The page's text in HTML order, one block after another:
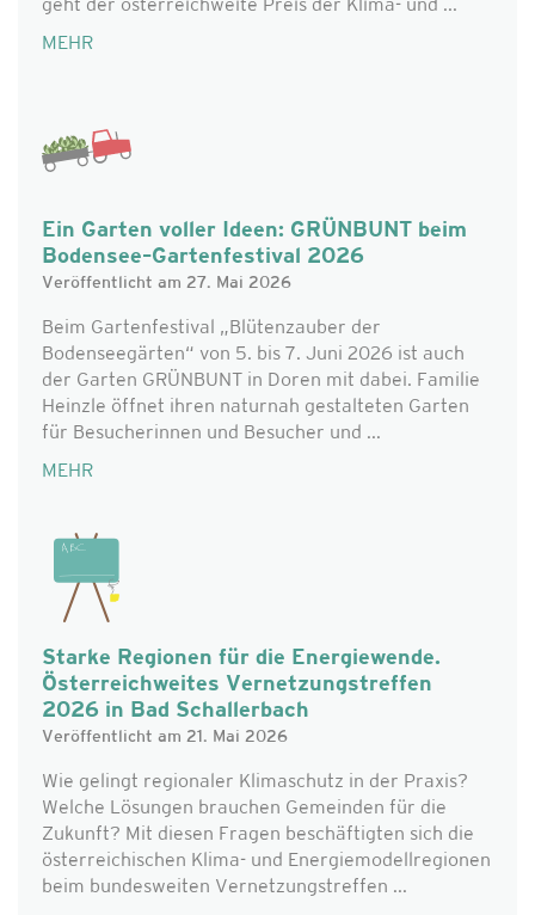
geht der österreichweite Preis der Klima- und ...
MEHR
Ein Garten voller Ideen: GRÜNBUNT beim
Bodensee–Gartenfestival 2026
Veröffentlicht am 27. Mai 2026
Beim Gartenfestival „Blütenzauber der
Bodenseegärten“ von 5. bis 7. Juni 2026 ist auch
der Garten GRÜNBUNT in Doren mit dabei. Familie
Heinzle öffnet ihren naturnah gestalteten Garten
für Besucherinnen und Besucher und ...
MEHR
Starke Regionen für die Energiewende.
Österreichweites Vernetzungstreffen
2026 in Bad Schallerbach
Veröffentlicht am 21. Mai 2026
Wie gelingt regionaler Klimaschutz in der Praxis?
Welche Lösungen brauchen Gemeinden für die
Zukunft? Mit diesen Fragen beschäftigten sich die
österreichischen Klima- und Energiemodellregionen
beim bundesweiten Vernetzungstreffen ...